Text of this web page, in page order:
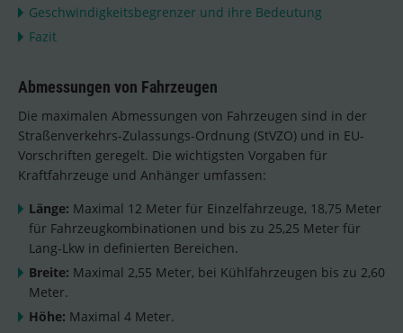
Geschwindigkeitsbegrenzer und ihre Bedeutung
Fazit
Abmessungen von Fahrzeugen
Die maximalen Abmessungen von Fahrzeugen sind in der
Straßenverkehrs-Zulassungs-Ordnung (StVZO) und in EU-
Vorschriften geregelt. Die wichtigsten Vorgaben für
Kraftfahrzeuge und Anhänger umfassen:
Länge: Maximal 12 Meter für Einzelfahrzeuge, 18,75 Meter
für Fahrzeugkombinationen und bis zu 25,25 Meter für
Lang-Lkw in definierten Bereichen.
Breite: Maximal 2,55 Meter, bei Kühlfahrzeugen bis zu 2,60
Meter.
Höhe: Maximal 4 Meter.